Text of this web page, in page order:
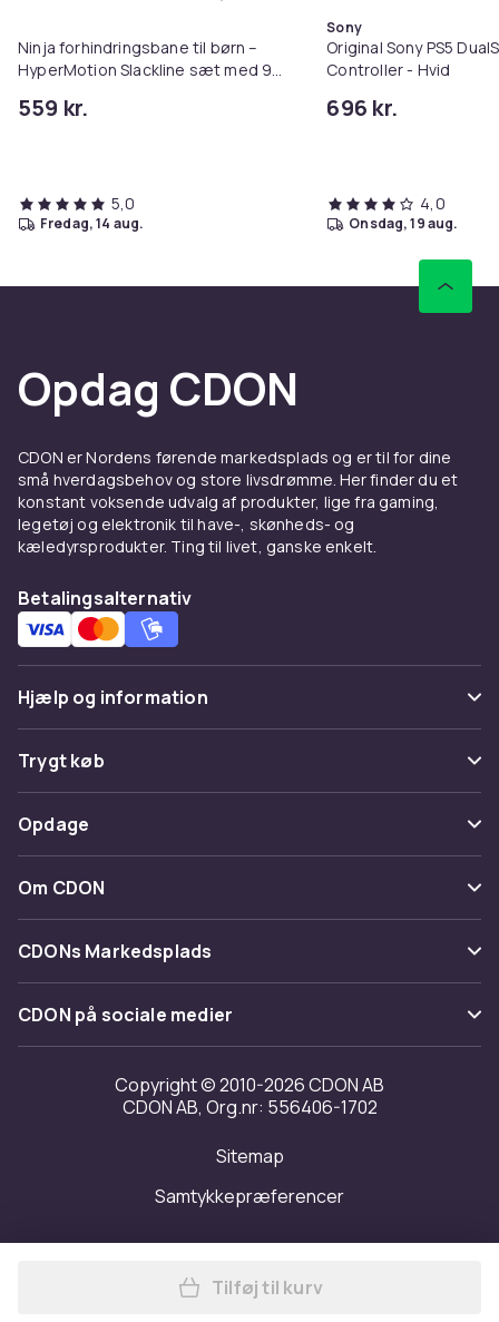
Ninja forhindringsbane til børn –
HyperMotion Slackline sæt med 9
113 kg
559 kr.
5,0
fredag, 14 aug.
Sony
Original Sony PS5
Controller - Hvid
696 kr.
4,0
onsdag, 19 aug.
Opdag CDON
CDON er Nordens førende markedsplads og er til for dine
små hverdagsbehov og store livsdrømme. Her finder du et
konstant voksende udvalg af produkter, lige fra gaming,
legetøj og elektronik til have-, skønheds- og
kæledyrsprodukter. Ting til livet, ganske enkelt.
Betalingsalternativ
Hjælp og information
Ofte stillede spørgsmål
Spor pakke
Fortryd & returner her
Kontakt os
Trygt køb
Betaling
Levering
Tilbagekaldelser
Opdage
Kategorier
Maerke
Om CDON
Om os
Kundeanmeldelser
Arbejd på CDON
Investor relations
Tilgængelighed
CDONs Markedsplads
Merchant Help Center
CDON på sociale medier
Copyright © 2010-2026 CDON AB
CDON AB, Org.nr: 556406-1702
Sitemap
Samtykkepræferencer
Læg Laddstation for
Tilføj til kurv